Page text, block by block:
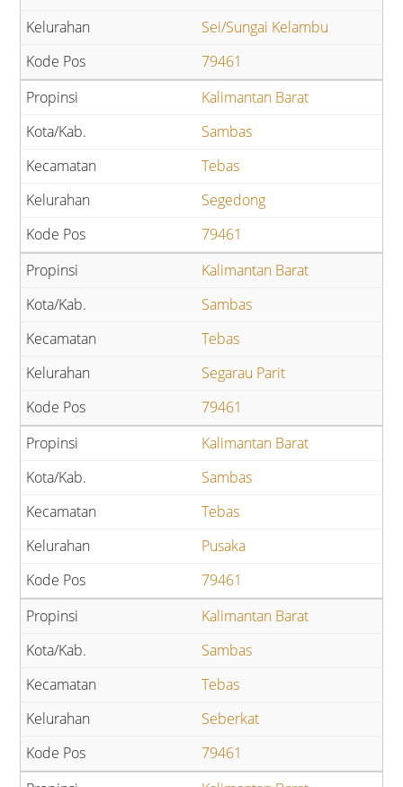
Sei/Sungai Kelambu
79461
Kalimantan Barat
Sambas
Tebas
Segedong
79461
Kalimantan Barat
Sambas
Tebas
Segarau Parit
79461
Kalimantan Barat
Sambas
Tebas
Pusaka
79461
Kalimantan Barat
Sambas
Tebas
Seberkat
79461